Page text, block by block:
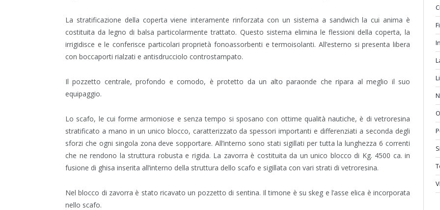
La stratificazione della coperta viene interamente rinforzata con un sistema a sandwich la cui anima è
costituita da legno di balsa particolarmente trattato. Questo sistema elimina le flessioni della coperta, la
irrigidisce e le conferisce particolari proprietà fonoassorbenti e termoisolanti. All’esterno si presenta libera
con boccaporti rialzati e antisdrucciolo controstampato.
Il pozzetto centrale, profondo e comodo, è protetto da un alto paraonde che ripara al meglio il suo
equipaggio.
Lo scafo, le cui forme armoniose e senza tempo si sposano con ottime qualità nautiche, è di vetroresina
stratificato a mano in un unico blocco, caratterizzato da spessori importanti e differenziati a seconda degli
sforzi che ogni singola zona deve sopportare. All’interno sono stati sigillati per tutta la lunghezza 6 correnti
che ne rendono la struttura robusta e rigida. La zavorra è costituita da un unico blocco di Kg. 4500 ca. in
fusione di ghisa inserita all’interno della struttura dello scafo e sigillata con vari strati di vetroresina.
Nel blocco di zavorra è stato ricavato un pozzetto di sentina. Il timone è su skeg e l’asse elica è incorporata
nello scafo.